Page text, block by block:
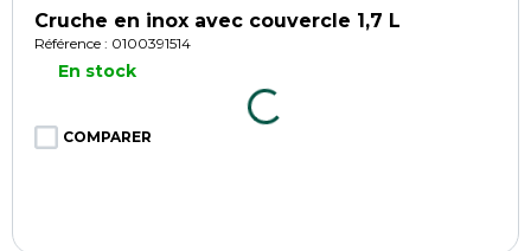
Cruche en inox avec couvercle 1,7 L
Référence : 0100391514
En stock
COMPARER